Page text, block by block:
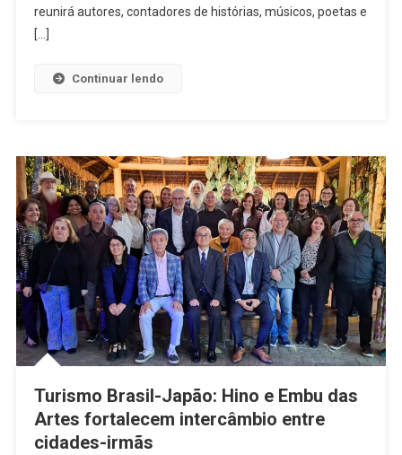
reunirá autores, contadores de histórias, músicos, poetas e
[…]
Continuar lendo
Turismo Brasil-Japão: Hino e Embu das
Artes fortalecem intercâmbio entre
cidades-irmãs